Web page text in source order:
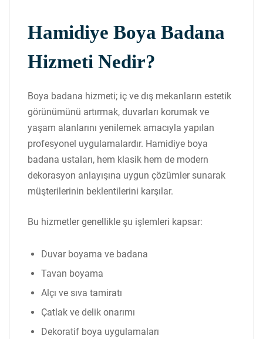
Hamidiye Boya Badana
Hizmeti Nedir?
Boya badana hizmeti; iç ve dış mekanların estetik
görünümünü artırmak, duvarları korumak ve
yaşam alanlarını yenilemek amacıyla yapılan
profesyonel uygulamalardır. Hamidiye boya
badana ustaları, hem klasik hem de modern
dekorasyon anlayışına uygun çözümler sunarak
müşterilerinin beklentilerini karşılar.
Bu hizmetler genellikle şu işlemleri kapsar:
Duvar boyama ve badana
Tavan boyama
Alçı ve sıva tamiratı
Çatlak ve delik onarımı
Dekoratif boya uygulamaları